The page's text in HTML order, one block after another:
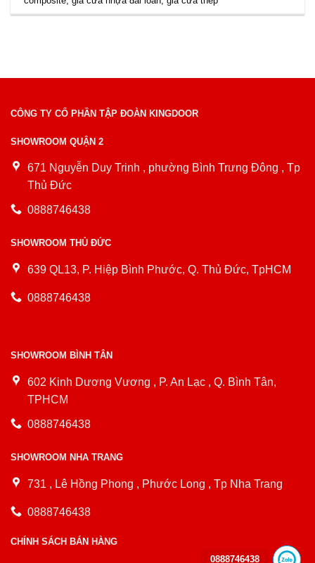
CÔNG TY CỔ PHẦN TẬP ĐOÀN KINGDOOR
SHOWROOM QUẬN 2
671 Nguyễn Duy Trinh , phường Bình Trưng Đông , Tp
Thủ Đức
0888746438
SHOWROOM THỦ ĐỨC
639 QL13, P. Hiệp Bình Phước, Q. Thủ Đức, TpHCM
0888746438
SHOWROOM BÌNH TÂN
602 Kinh Dương Vương , P. An Lạc , Q. Bình Tân,
TPHCM
0888746438
SHOWROOM NHA TRANG
731 , Lê Hồng Phong , Phước Long , Tp Nha Trang
0888746438
CHÍNH SÁCH BÁN HÀNG
0888746438